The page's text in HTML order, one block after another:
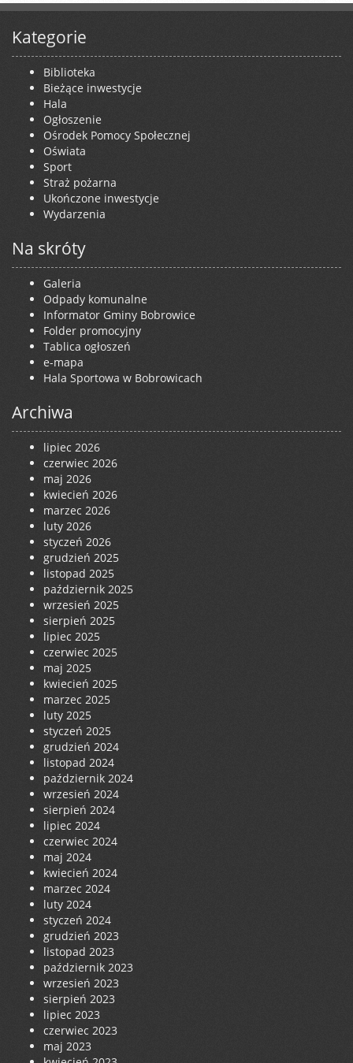
Kategorie
Biblioteka
Bieżące inwestycje
Hala
Ogłoszenie
Ośrodek Pomocy Społecznej
Oświata
Sport
Straż pożarna
Ukończone inwestycje
Wydarzenia
Na skróty
Galeria
Odpady komunalne
Informator Gminy Bobrowice
Folder promocyjny
Tablica ogłoszeń
e-mapa
Hala Sportowa w Bobrowicach
Archiwa
lipiec 2026
czerwiec 2026
maj 2026
kwiecień 2026
marzec 2026
luty 2026
styczeń 2026
grudzień 2025
listopad 2025
październik 2025
wrzesień 2025
sierpień 2025
lipiec 2025
czerwiec 2025
maj 2025
kwiecień 2025
marzec 2025
luty 2025
styczeń 2025
grudzień 2024
listopad 2024
październik 2024
wrzesień 2024
sierpień 2024
lipiec 2024
czerwiec 2024
maj 2024
kwiecień 2024
marzec 2024
luty 2024
styczeń 2024
grudzień 2023
listopad 2023
październik 2023
wrzesień 2023
sierpień 2023
lipiec 2023
czerwiec 2023
maj 2023